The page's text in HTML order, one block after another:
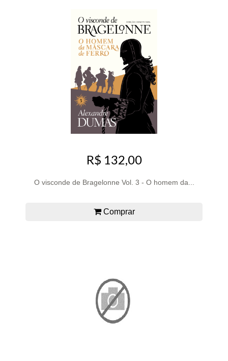
R$ 132,00
O visconde de Bragelonne Vol. 3 - O homem da...
Comprar